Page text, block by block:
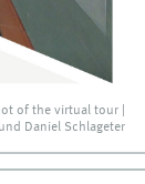
of the virtual tour |
Daniel Schlageter